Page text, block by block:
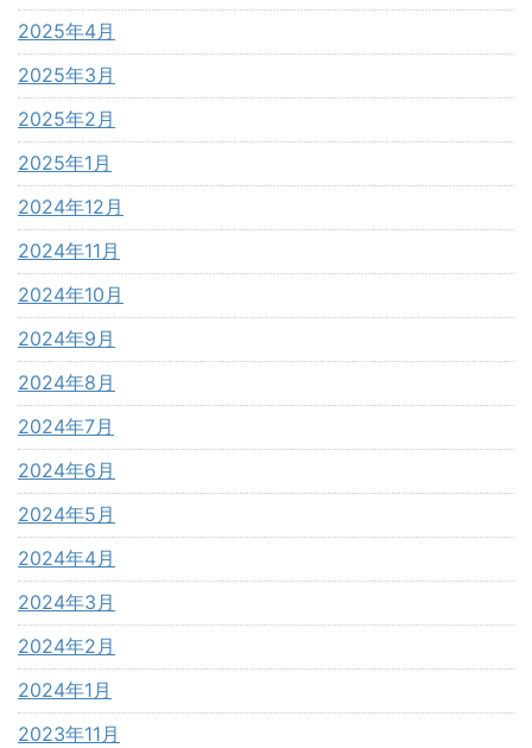
2025年4月
2025年3月
2025年2月
2025年1月
2024年12月
2024年11月
2024年10月
2024年9月
2024年8月
2024年7月
2024年6月
2024年5月
2024年4月
2024年3月
2024年2月
2024年1月
2023年11月